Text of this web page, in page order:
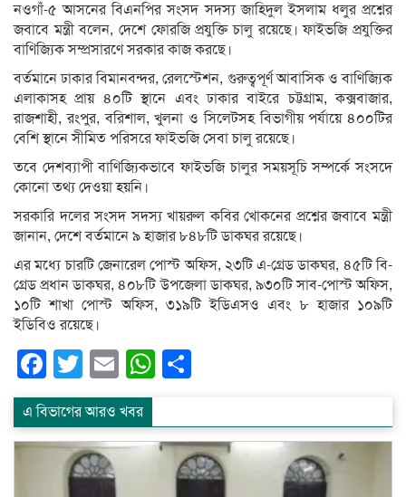
নওগাঁ-৫ আসনের বিএনপির সংসদ সদস্য জাহিদুল ইসলাম ধলুর প্রশ্নের
জবাবে মন্ত্রী বলেন, দেশে ফোরজি প্রযুক্তি চালু রয়েছে। ফাইভজি প্রযুক্তির
বাণিজ্যিক সম্প্রসারণে সরকার কাজ করছে।
বর্তমানে ঢাকার বিমানবন্দর, রেলস্টেশন, গুরুত্বপূর্ণ আবাসিক ও বাণিজ্যিক
এলাকাসহ প্রায় ৪০টি স্থানে এবং ঢাকার বাইরে চট্টগ্রাম, কক্সবাজার,
রাজশাহী, রংপুর, বরিশাল, খুলনা ও সিলেটসহ বিভাগীয় পর্যায়ে ৪০০টির
বেশি স্থানে সীমিত পরিসরে ফাইভজি সেবা চালু রয়েছে।
তবে দেশব্যাপী বাণিজ্যিকভাবে ফাইভজি চালুর সময়সূচি সম্পর্কে সংসদে
কোনো তথ্য দেওয়া হয়নি।
সরকারি দলের সংসদ সদস্য খায়রুল কবির খোকনের প্রশ্নের জবাবে মন্ত্রী
জানান, দেশে বর্তমানে ৯ হাজার ৮৪৮টি ডাকঘর রয়েছে।
এর মধ্যে চারটি জেনারেল পোস্ট অফিস, ২৩টি এ-গ্রেড ডাকঘর, ৪৫টি বি-
গ্রেড প্রধান ডাকঘর, ৪০৮টি উপজেলা ডাকঘর, ৯৩০টি সাব-পোস্ট অফিস,
১০টি শাখা পোস্ট অফিস, ৩১৯টি ইডিএসও এবং ৮ হাজার ১০৯টি
ইডিবিও রয়েছে।
Facebook
Twitter
EmailWhatsApp
এ বিভাগের আরও খবর